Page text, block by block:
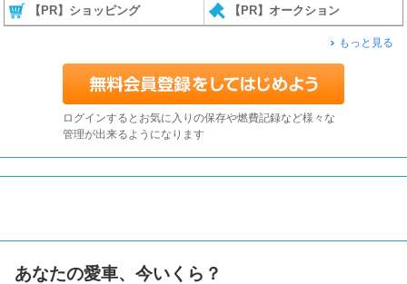
【PR】ショッピング 【PR】オークション
もっと見る
ログインするとお気に入りの保存や燃費記録など様々な
管理が出来るようになります
あなたの愛車、今いくら？